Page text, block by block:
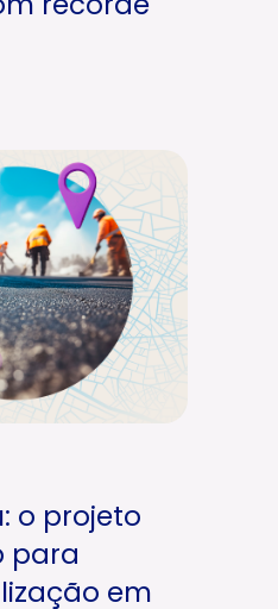
o projeto
para
em